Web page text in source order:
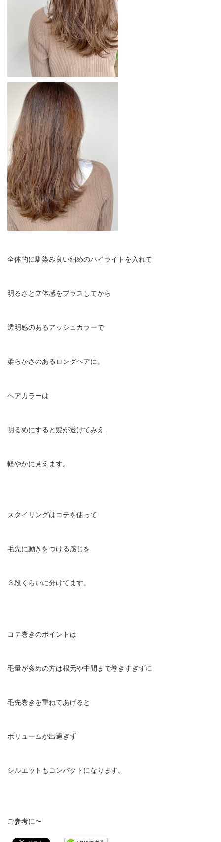
全体的に馴染み良い細めのハイライトを入れて
明るさと立体感をプラスしてから
透明感のあるアッシュカラーで
柔らかさのあるロングヘアに。
ヘアカラーは
明るめにすると髪が透けてみえ
軽やかに見えます。
スタイリングはコテを使って
毛先に動きをつける感じを
３段くらいに分けてます。
コテ巻きのポイントは
毛量が多めの方は根元や中間まで巻きすぎずに
毛先巻きを重ねてあげると
ボリュームが出過ぎず
シルエットもコンパクトになります。
ご参考に〜